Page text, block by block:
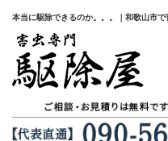
本当に駆除できるのか。。。｜和歌山市